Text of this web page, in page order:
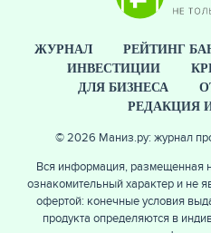
ЖУРНАЛ РЕЙТИНГ
ИНВЕСТИЦИИ
ДЛЯ БИЗНЕСА
РЕДАКЦИЯ
© 2026 Маниз.ру: журнал
Вся информация, размещенная
ознакомительный характер и не
офертой: конечные условия
продукта определяются в